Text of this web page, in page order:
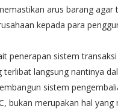
arus barang agar
kepada para
penerapan sistem
langsung nantinya
sistem
bukan merupakan hal